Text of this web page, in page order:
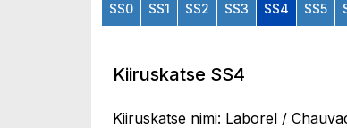
SS0 SS1 SS2 SS3 SS4 SS5
Kiiruskatse SS4
Kiiruskatse nimi: Laborel /